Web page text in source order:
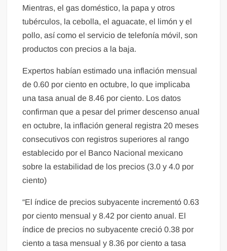
Mientras, el gas doméstico, la papa y otros
tubérculos, la cebolla, el aguacate, el limón y el
pollo, así como el servicio de telefonía móvil, son
productos con precios a la baja.
Expertos habían estimado una inflación mensual
de 0.60 por ciento en octubre, lo que implicaba
una tasa anual de 8.46 por ciento. Los datos
confirman que a pesar del primer descenso anual
en octubre, la inflación general registra 20 meses
consecutivos con registros superiores al rango
establecido por el Banco Nacional mexicano
sobre la estabilidad de los precios (3.0 y 4.0 por
ciento)
“El índice de precios subyacente incrementó 0.63
por ciento mensual y 8.42 por ciento anual. El
índice de precios no subyacente creció 0.38 por
ciento a tasa mensual y 8.36 por ciento a tasa